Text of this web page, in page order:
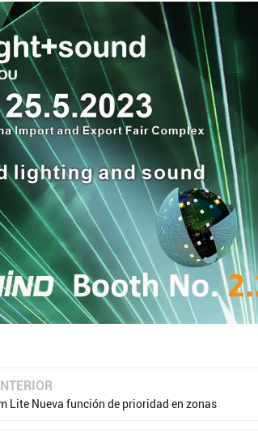
Lite Nueva función de prioridad en zonas